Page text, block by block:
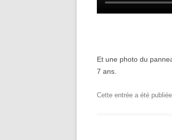
Et une photo du
7 ans.
Cette entrée a été